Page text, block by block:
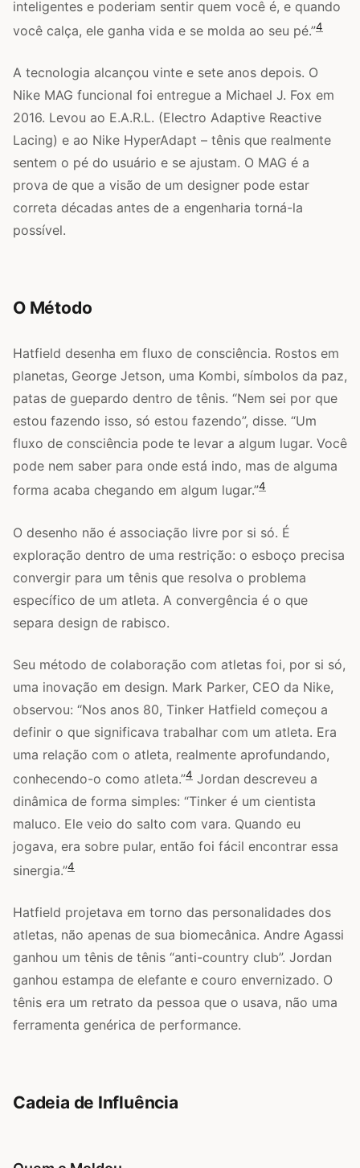
inteligentes e poderiam sentir quem você é, e quando
você calça, ele ganha vida e se molda ao seu pé.”4
A tecnologia alcançou vinte e sete anos depois. O
Nike MAG funcional foi entregue a Michael J. Fox em
2016. Levou ao E.A.R.L. (Electro Adaptive Reactive
Lacing) e ao Nike HyperAdapt – tênis que realmente
sentem o pé do usuário e se ajustam. O MAG é a
prova de que a visão de um designer pode estar
correta décadas antes de a engenharia torná-la
possível.
O Método
Hatfield desenha em fluxo de consciência. Rostos em
planetas, George Jetson, uma Kombi, símbolos da paz,
patas de guepardo dentro de tênis. “Nem sei por que
estou fazendo isso, só estou fazendo”, disse. “Um
fluxo de consciência pode te levar a algum lugar. Você
pode nem saber para onde está indo, mas de alguma
forma acaba chegando em algum lugar.”4
O desenho não é associação livre por si só. É
exploração dentro de uma restrição: o esboço precisa
convergir para um tênis que resolva o problema
específico de um atleta. A convergência é o que
separa design de rabisco.
Seu método de colaboração com atletas foi, por si só,
uma inovação em design. Mark Parker, CEO da Nike,
observou: “Nos anos 80, Tinker Hatfield começou a
definir o que significava trabalhar com um atleta. Era
uma relação com o atleta, realmente aprofundando,
conhecendo-o como atleta.”4 Jordan descreveu a
dinâmica de forma simples: “Tinker é um cientista
maluco. Ele veio do salto com vara. Quando eu
jogava, era sobre pular, então foi fácil encontrar essa
sinergia.”4
Hatfield projetava em torno das personalidades dos
atletas, não apenas de sua biomecânica. Andre Agassi
ganhou um tênis de tênis “anti-country club”. Jordan
ganhou estampa de elefante e couro envernizado. O
tênis era um retrato da pessoa que o usava, não uma
ferramenta genérica de performance.
Cadeia de Influência